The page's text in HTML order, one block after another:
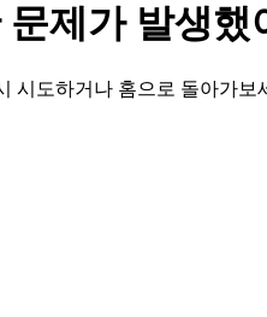
제가 발생했
시도하거나 홈으로 돌아가보